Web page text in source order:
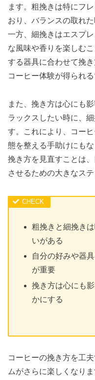
ます。粗挽きは特にフ
おり、バランスの取れ
一方、細挽きはエスプ
な風味や香りを楽しむ
する器具に合わせて挽
コーヒー体験が得られる
また、挽き方は心にも
ラックスしたい時に、
す。これにより、コー
態を整える手助けにも
挽き方を見直すことは
させるための大きなス
粗挽きと細挽き
いがある
自分の好みや器
が重要
挽き方は心にも
かにする
コーヒーの挽き方を工
ムがさらに楽しくなり